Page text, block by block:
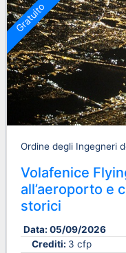
Gratuito
Ordine degli Ingegneri
Volafenice
all’aeroporto e
storici
Data: 05/09/2026
Crediti: 3 cfp